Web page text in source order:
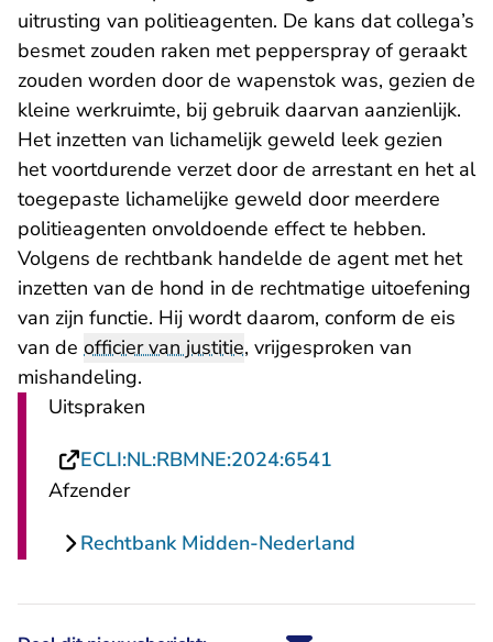
uitrusting van politieagenten. De kans dat collega’s
besmet zouden raken met pepperspray of geraakt
zouden worden door de wapenstok was, gezien de
kleine werkruimte, bij gebruik daarvan aanzienlijk.
Het inzetten van lichamelijk geweld leek gezien
het voortdurende verzet door de arrestant en het al
toegepaste lichamelijke geweld door meerdere
politieagenten onvoldoende effect te hebben.
Volgens de rechtbank handelde de agent met het
inzetten van de hond in de rechtmatige uitoefening
van zijn functie. Hij wordt daarom, conform de eis
van de officier van justitie, vrijgesproken van
mishandeling.
Uitspraken
ECLI:NL:RBMNE:2024:6541
Afzender
Rechtbank Midden-Nederland